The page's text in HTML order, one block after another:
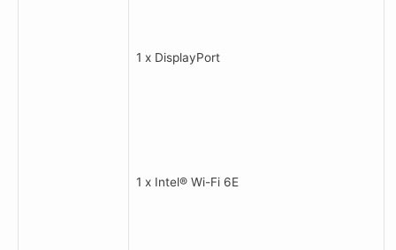
1 x DisplayPort
1 x Intel® Wi-Fi 6E